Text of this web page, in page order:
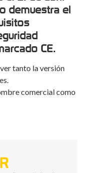
demuestra el
CE.
tanto la versión
comercial como